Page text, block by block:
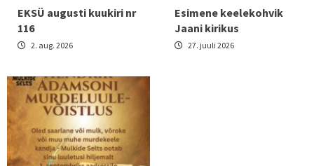
EKSÜ augusti kuukiri nr
116
2. aug. 2026
Esimene keelekohvik
Jaani kirikus
27. juuli 2026